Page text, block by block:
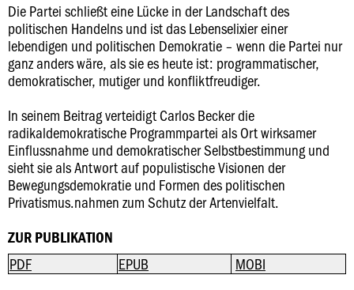
Die Partei schließt eine Lücke in der Landschaft des
politischen Handelns und ist das Lebenselixier einer
lebendigen und politischen Demokratie – wenn die Partei nur
ganz anders wäre, als sie es heute ist: programmatischer,
demokratischer, mutiger und konfliktfreudiger.
In seinem Beitrag verteidigt Carlos Becker die
radikaldemokratische Programmpartei als Ort wirksamer
Einflussnahme und demokratischer Selbstbestimmung und
sieht sie als Antwort auf populistische Visionen der
Bewegungsdemokratie und Formen des politischen
Privatismus.nahmen zum Schutz der Artenvielfalt.
ZUR PUBLIKATION
PDF EPUB MOBI